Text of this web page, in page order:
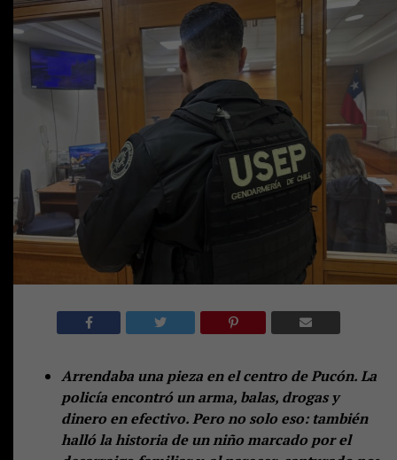
Arrendaba una pieza en el centro de Pucón. La
policía encontró un arma, balas, drogas y
dinero en efectivo. Pero no solo eso: también
halló la historia de un niño marcado por el